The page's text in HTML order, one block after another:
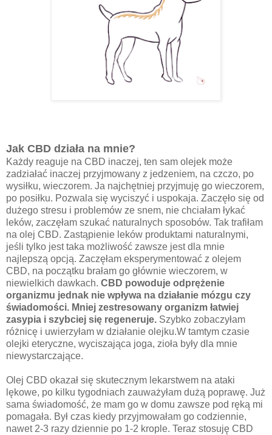
Jak CBD działa na mnie?
Każdy reaguje na CBD inaczej, ten sam olejek może
zadziałać inaczej przyjmowany z jedzeniem, na czczo, po
wysiłku, wieczorem. Ja najchętniej przyjmuję go wieczorem,
po posiłku. Pozwala się wyciszyć i uspokaja. Zaczęło się od
dużego stresu i problemów ze snem, nie chciałam łykać
leków, zaczęłam szukać naturalnych sposobów. Tak trafiłam
na olej CBD. Zastąpienie leków produktami naturalnymi,
jeśli tylko jest taka możliwość zawsze jest dla mnie
najlepszą opcją. Zaczęłam eksperymentować z olejem
CBD, na początku brałam go głównie wieczorem, w
niewielkich dawkach. CBD powoduje odprężenie
organizmu jednak nie wpływa na działanie mózgu czy
świadomości. Mniej zestresowany organizm łatwiej
zasypia i szybciej się regeneruje. Szybko zobaczyłam
różnicę i uwierzyłam w działanie olejku.W tamtym czasie
olejki eteryczne, wyciszająca joga, zioła były dla mnie
niewystarczające.
Olej CBD okazał się skutecznym lekarstwem na ataki
lękowe, po kilku tygodniach zauważyłam dużą poprawę. Już
sama świadomość, że mam go w domu zawsze pod ręką mi
pomagała. Był czas kiedy przyjmowałam go codziennie,
nawet 2-3 razy dziennie po 1-2 krople. Teraz stosuję CBD